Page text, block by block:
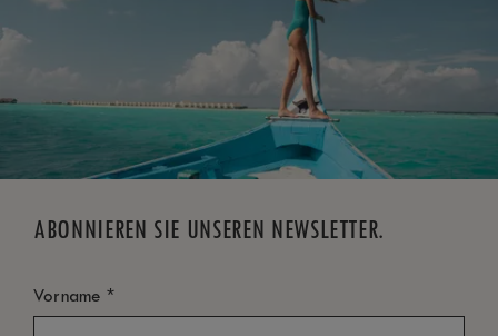
ABONNIEREN SIE UNSEREN NEWSLETTER.
Vorname*